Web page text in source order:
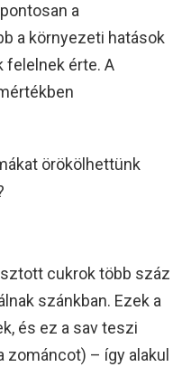
a
a környezeti hatások
felelnek érte. A
örökölhettünk
cukrok több száz
szánkban. Ezek a
és ez a sav teszi
– így alakul